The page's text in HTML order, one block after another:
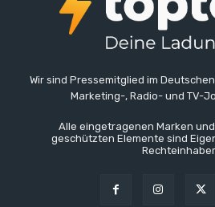
Wir sind Pressemitglied im
Marketing-, Radio- und TV-
Alle eingetragenen Marken
geschützten Elemente sind
Rechteinhaber.